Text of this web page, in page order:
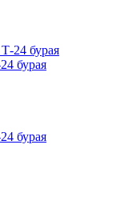
бурая
бурая